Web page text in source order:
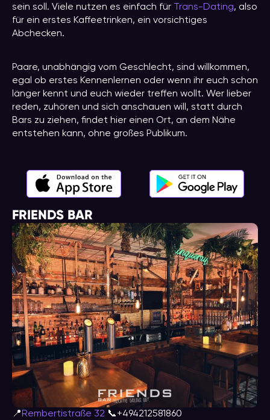
sein soll. Viele nutzen es einfach für Trans-Dating, also
für ein erstes Kaffeetrinken, ein vorsichtiges
Abchecken.
Paare, unabhängig vom Geschlecht, sind willkommen,
egal ob erstes Kennenlernen oder wenn ihr euch schon
länger kennt und euch wieder treffen wollt. Wer lieber
reden, zuhören und sich anschauen will, statt durch
Bars zu ziehen, findet hier einen Ort, an dem Nähe
entstehen kann, ohne großes Publikum.
FRIENDS BAR
📍Rembertistraße 32 📞+494212581860